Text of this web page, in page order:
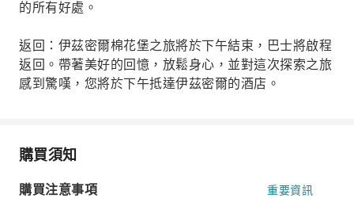
的所有好處。
返回：伊茲密爾棉花堡之旅將於下午結束，巴士將啟程
返回。帶著美好的回憶，放鬆身心，並對這次探索之旅
感到驚嘆，您將於下午抵達伊茲密爾的酒店。
購買須知
購買注意事項 重要資訊